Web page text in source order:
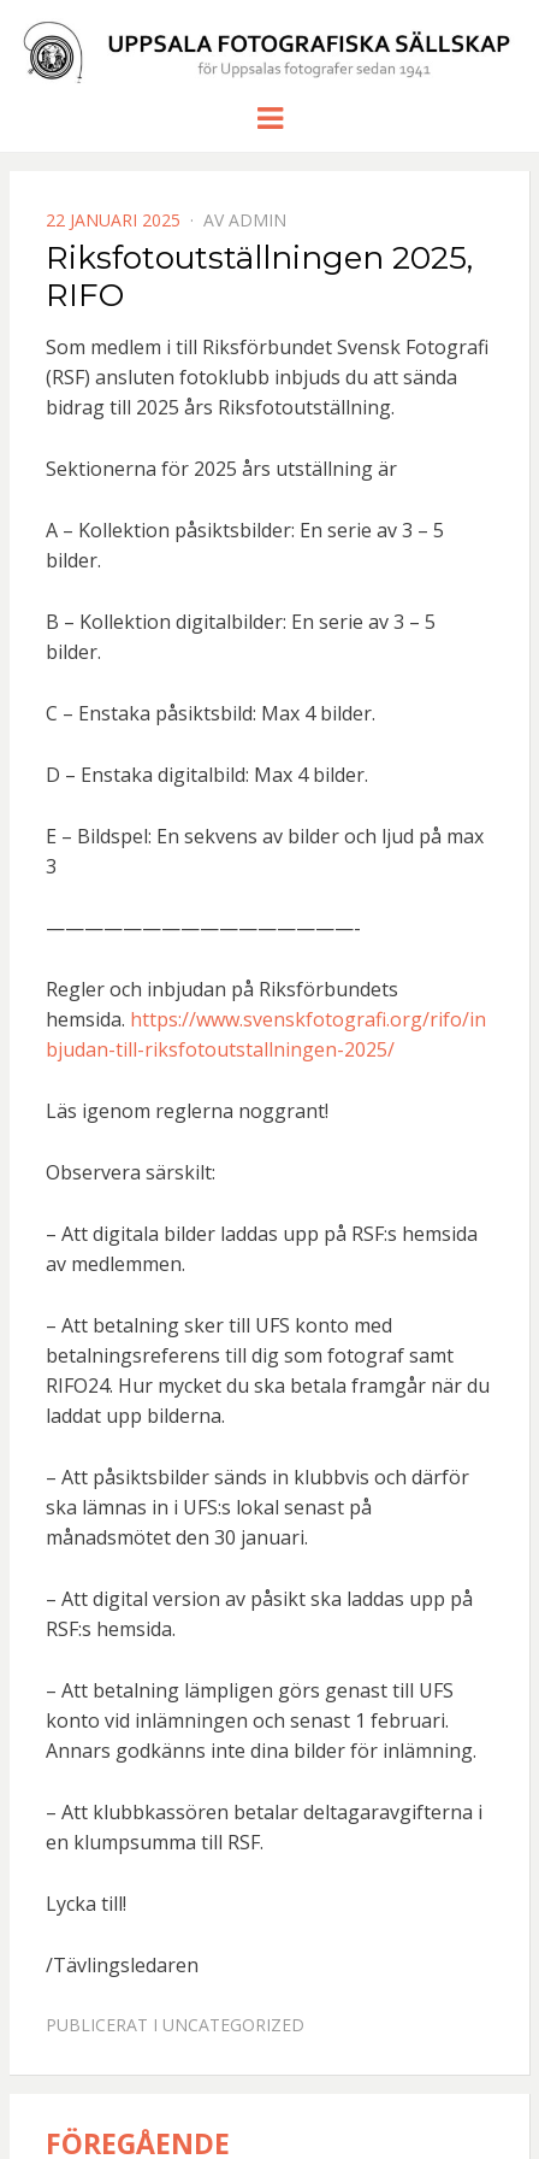
UPPSALA
SÄLLSKAP
Meny
PUBLICERAD
DEN
22 JANUARI 2025 AV ADMIN
Riksfotoutställningen 2025,
RIFO
Som medlem i till Riksförbundet Svensk Fotografi
(RSF) ansluten fotoklubb inbjuds du att sända
bidrag till 2025 års Riksfotoutställning.
Sektionerna för 2025 års utställning är
A – Kollektion påsiktsbilder: En serie av 3 – 5
bilder.
B – Kollektion digitalbilder: En serie av 3 – 5
bilder.
C – Enstaka påsiktsbild: Max 4 bilder.
D – Enstaka digitalbild: Max 4 bilder.
E – Bildspel: En sekvens av bilder och ljud på max
3
————————————————-
Regler och inbjudan på Riksförbundets
hemsida. https://www.svenskfotografi.org/rifo/in
bjudan-till-riksfotoutstallningen-2025/
Läs igenom reglerna noggrant!
Observera särskilt:
– Att digitala bilder laddas upp på RSF:s hemsida
av medlemmen.
– Att betalning sker till UFS konto med
betalningsreferens till dig som fotograf samt
RIFO24. Hur mycket du ska betala framgår när du
laddat upp bilderna.
– Att påsiktsbilder sänds in klubbvis och därför
ska lämnas in i UFS:s lokal senast på
månadsmötet den 30 januari.
– Att digital version av påsikt ska laddas upp på
RSF:s hemsida.
– Att betalning lämpligen görs genast till UFS
konto vid inlämningen och senast 1 februari.
Annars godkänns inte dina bilder för inlämning.
– Att klubbkassören betalar deltagaravgifterna i
en klumpsumma till RSF.
Lycka till!
/Tävlingsledaren
PUBLICERAT I UNCATEGORIZED
Inläggsnavigering
FÖREGÅENDE